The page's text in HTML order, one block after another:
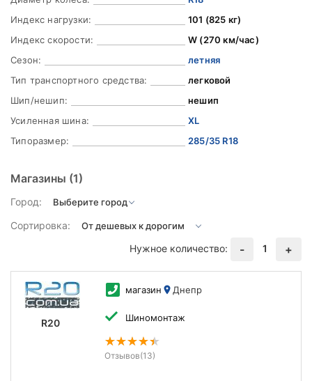
Индекс нагрузки:
101 (825 кг)
Индекс скорости:
W (270 км/час)
Сезон:
летняя
Тип транспортного средства:
легковой
Шип/нешип:
нешип
Усиленная шина:
XL
Типоразмер:
285/35 R18
Магазины (1)
Город:
Сортировка:
Нужное количество:
- 1 +
R20
магазин Днепр
Шиномонтаж
Отзывов(13)